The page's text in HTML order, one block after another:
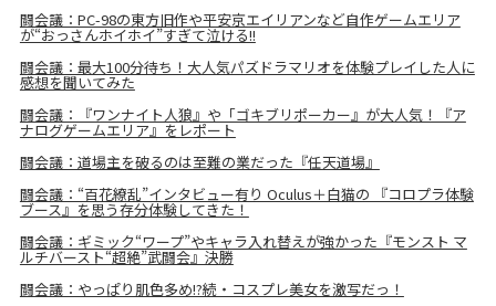
闘会議：PC-98の東方旧作や平安京エイリアンなど自作ゲームエリア
が“おっさんホイホイ”すぎて泣ける!!
闘会議：最大100分待ち！大人気パズドラマリオを体験プレイした人に
感想を聞いてみた
闘会議：『ワンナイト人狼』や「ゴキブリポーカー』が大人気！『ア
ナログゲームエリア』をレポート
闘会議：道場主を破るのは至難の業だった『任天道場』
闘会議：“百花繚乱”インタビュー有り Oculus＋白猫の 『コロプラ体験
ブース』を思う存分体験してきた！
闘会議：ギミック“ワープ”やキャラ入れ替えが強かった『モンスト マ
ルチバースト“超絶”武闘会』決勝
闘会議：やっぱり肌色多め!?続・コスプレ美女を激写だっ！